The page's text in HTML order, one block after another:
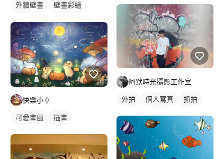
外牆壁畫
壁畫彩繪
快樂小幸
可愛畫風 插畫
阿默時光攝影工作室
外拍 個人寫真 抓拍